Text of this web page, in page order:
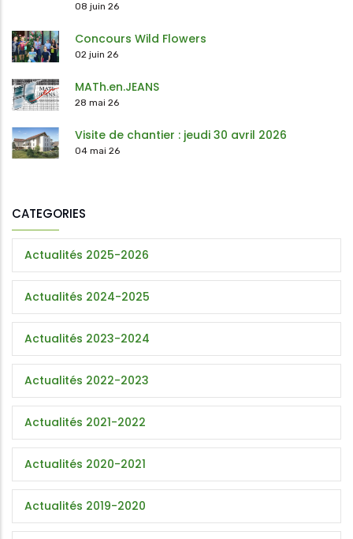
08 juin 26
Concours Wild Flowers
02 juin 26
MATh.en.JEANS
28 mai 26
Visite de chantier : jeudi 30 avril 2026
04 mai 26
CATEGORIES
Actualités 2025-2026
Actualités 2024-2025
Actualités 2023-2024
Actualités 2022-2023
Actualités 2021-2022
Actualités 2020-2021
Actualités 2019-2020